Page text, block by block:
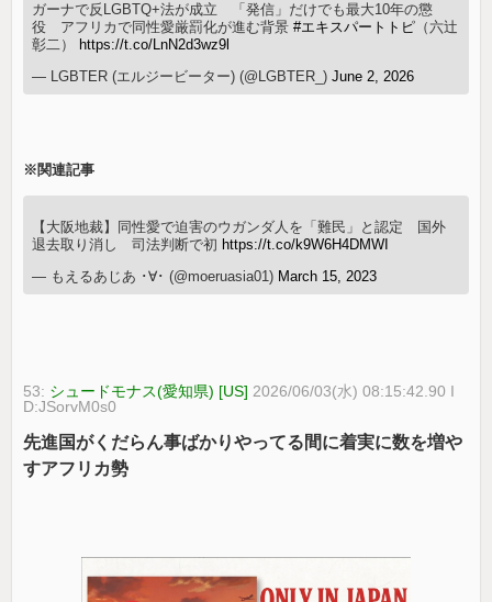
ガーナで反LGBTQ+法が成立 「発信」だけでも最大10年の懲
役 アフリカで同性愛厳罰化が進む背景#エキスパートトピ （六辻
彰二）
https://t.co/LnN2d3wz9l
— LGBTER (エルジービーター) (@LGBTER_)June 2, 2026
※関連記事
【大阪地裁】同性愛で迫害のウガンダ人を「難民」と認定 国外
退去取り消し 司法判断で初 https://t.co/k9W6H4DMWI
— もえるあじあ ･∀･ (@moeruasia01) March 15, 2023
53: シュードモナス(愛知県) [US] 2026/06/03(水) 08:15:42.90 I
D:JSorvM0s0
先進国がくだらん事ばかりやってる間に着実に数を増や
すアフリカ勢